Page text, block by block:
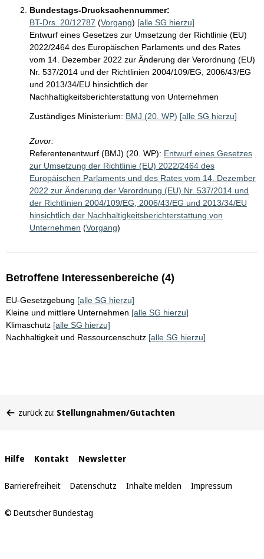
Bundestags-Drucksachennummer:
BT-Drs. 20/12787 (Vorgang) [alle SG hierzu]
Entwurf eines Gesetzes zur Umsetzung der Richtlinie (EU)
2022/2464 des Europäischen Parlaments und des Rates
vom 14. Dezember 2022 zur Änderung der Verordnung (EU)
Nr. 537/2014 und der Richtlinien 2004/109/EG, 2006/43/EG
und 2013/34/EU hinsichtlich der
Nachhaltigkeitsberichterstattung von Unternehmen
Zuständiges Ministerium: BMJ (20. WP) [alle SG hierzu]
Zuvor:
Referentenentwurf (BMJ) (20. WP): Entwurf eines Gesetzes
zur Umsetzung der Richtlinie (EU) 2022/2464 des
Europäischen Parlaments und des Rates vom 14. Dezember
2022 zur Änderung der Verordnung (EU) Nr. 537/2014 und
der Richtlinien 2004/109/EG, 2006/43/EG und 2013/34/EU
hinsichtlich der Nachhaltigkeitsberichterstattung von
Unternehmen (Vorgang)
Betroffene Interessenbereiche (4)
EU-Gesetzgebung [alle SG hierzu]
Kleine und mittlere Unternehmen [alle SG hierzu]
Klimaschutz [alle SG hierzu]
Nachhaltigkeit und Ressourcenschutz [alle SG hierzu]
befinden
zurück zu: Stellungnahmen/Gutachten
Interne
Links
Hilfe Kontakt Newsletter
Barrierefreiheit Datenschutz Inhalte melden Impressum
© Deutscher Bundestag